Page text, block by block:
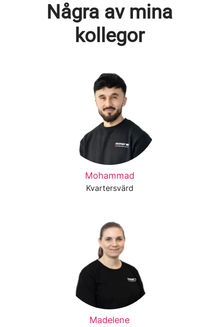
Några av mina
kollegor
Mohammad
Kvartersvärd
Madelene